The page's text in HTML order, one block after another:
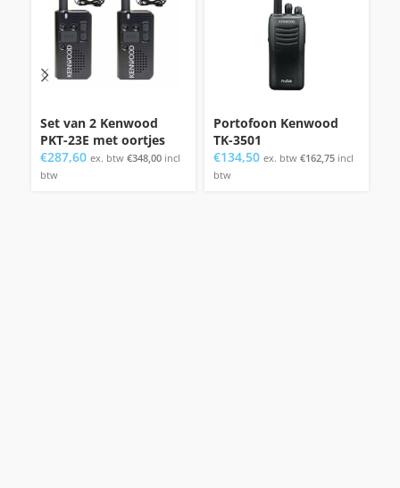
Set van 2 Kenwood
PKT-23E met oortjes
€287,60 ex. btw €348,00 incl
btw
Portofoon Kenwood
TK-3501
€134,50 ex. btw €162,75 incl
btw